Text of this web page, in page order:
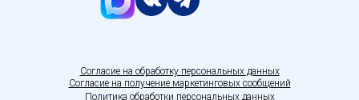
Согласие на обработку персональных данных
Согласие на получение маркетинговых сообщений
Политика обработки персональных данных